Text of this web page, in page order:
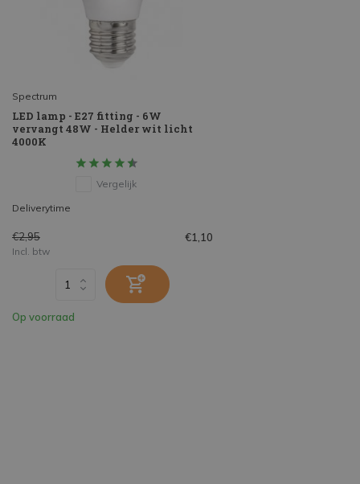
Spectrum
LED lamp - E27 fitting - 6W
vervangt 48W - Helder wit licht
4000K
Vergelijk
Deliverytime
€2,95 €1,10
Incl. btw
Op voorraad